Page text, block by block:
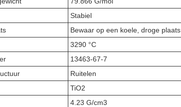
Stabiel
Bewaar op een koele, droge plaats
3290 °C
13463-67-7
Ruitelen
TiO2
4.23 G/cm3